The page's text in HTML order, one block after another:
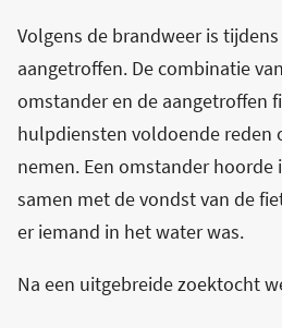
Volgens de brandweer is
aangetroffen. De combinatie
omstander en de aangetroffen
hulpdiensten voldoende reden
nemen. Een omstander hoorde
samen met de vondst van de
er iemand in het water was.
Na een uitgebreide zoektocht